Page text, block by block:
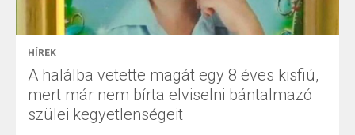
HÍREK
A halálba vetette magát egy 8 éves kisfiú,
mert már nem bírta elviselni bántalmazó
szülei kegyetlenségeit